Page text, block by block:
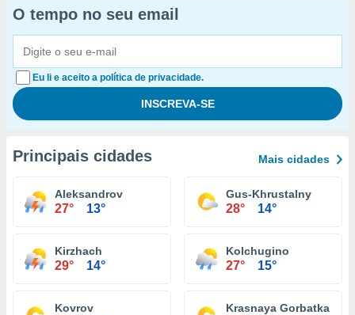
O tempo no seu email
Eu li e aceito a política de privacidade.
Principais cidades Mais cidades
Aleksandrov
27° 13°
Gus-Khrustalny
28° 14°
Kirzhach
29° 14°
Kolchugino
27° 15°
Kovrov Krasnaya Gorbatka